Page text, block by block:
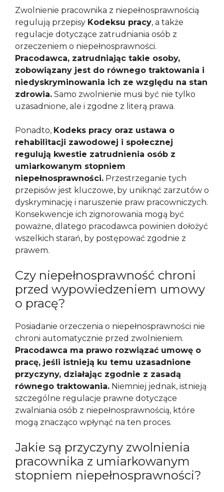
Zwolnienie pracownika z niepełnosprawnością
regulują przepisy Kodeksu pracy, a także
regulacje dotyczące zatrudniania osób z
orzeczeniem o niepełnosprawności.
Pracodawca, zatrudniając takie osoby,
zobowiązany jest do równego traktowania i
niedyskryminowania ich ze względu na stan
zdrowia. Samo zwolnienie musi być nie tylko
uzasadnione, ale i zgodne z literą prawa.
Ponadto, Kodeks pracy oraz ustawa o
rehabilitacji zawodowej i społecznej
regulują kwestie zatrudnienia osób z
umiarkowanym stopniem
niepełnosprawności. Przestrzeganie tych
przepisów jest kluczowe, by uniknąć zarzutów o
dyskryminację i naruszenie praw pracowniczych.
Konsekwencje ich zignorowania mogą być
poważne, dlatego pracodawca powinien dołożyć
wszelkich starań, by postępować zgodnie z
prawem.
Czy niepełnosprawność chroni
przed wypowiedzeniem umowy
o pracę?
Posiadanie orzeczenia o niepełnosprawności nie
chroni automatycznie przed zwolnieniem.
Pracodawca ma prawo rozwiązać umowę o
pracę, jeśli istnieją ku temu uzasadnione
przyczyny, działając zgodnie z zasadą
równego traktowania. Niemniej jednak, istnieją
szczególne regulacje prawne dotyczące
zwalniania osób z niepełnosprawnością, które
mogą znacząco wpłynąć na ten proces.
Jakie są przyczyny zwolnienia
pracownika z umiarkowanym
stopniem niepełnosprawności?